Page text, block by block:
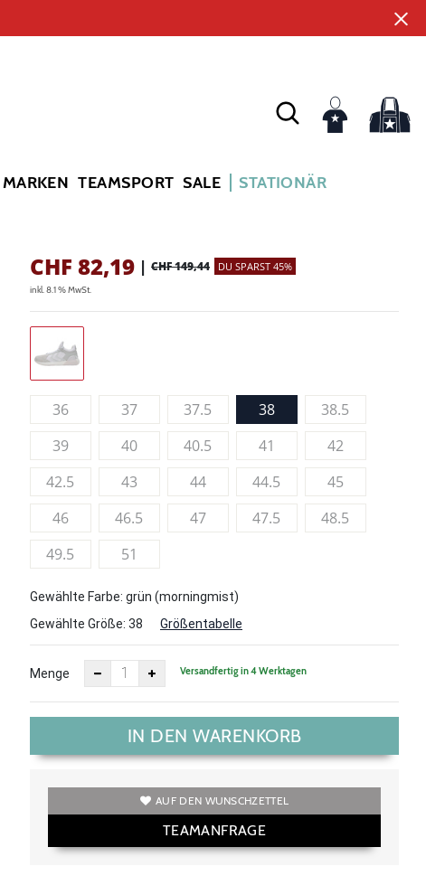
MARKEN TEAMSPORT SALE STATIONÄR
CHF 82,19 | CHF 149,44 DU SPARST 45%
inkl. 8.1 % MwSt.
36 37 37.5 38
38.5
39
40 40.5 41
42
42.5
43 44 44.5
45
46
46.5 47 47.5
48.5
49.5
51
Gewählte Farbe: grün (morningmist)
Gewählte Größe: 38 Größentabelle
Menge Versandfertig in 4 Werktagen
IN DEN WARENKORB
AUF DEN WUNSCHZETTEL
TEAMANFRAGE